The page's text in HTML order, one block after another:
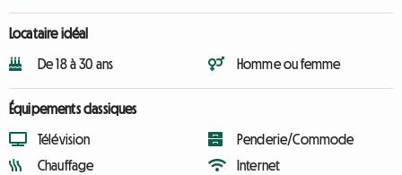
Locataire idéal
De 18 à 30 ans Homme ou femme
Équipements classiques
Télévision
Chauffage
Penderie/Commode
Internet